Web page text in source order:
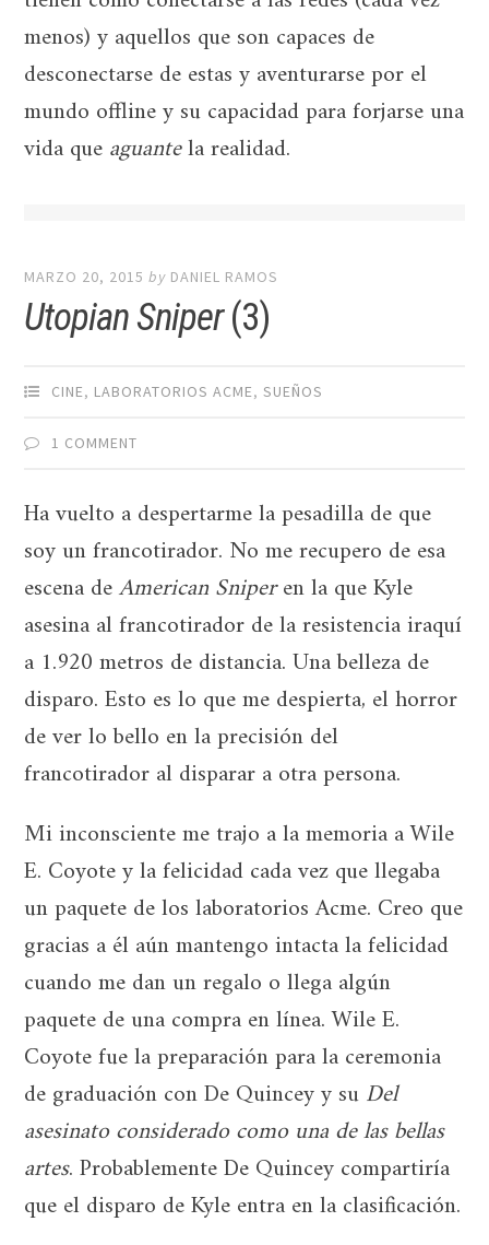
menos) y aquellos que son capaces de
desconectarse de estas y aventurarse por el
mundo offline y su capacidad para forjarse una
vida queaguantela realidad.
MARZO 20, 2015 by DANIEL RAMOS
Utopian Sniper(3)
CINE, LABORATORIOS ACME,SUEÑOS
1 COMMENT
Ha vuelto a despertarme la pesadilla de que
soy un francotirador. No me recupero de esa
escena deAmerican Sniperen la que Kyle
asesina al francotirador de la resistencia iraquí
a 1.920 metros de distancia. Una belleza de
disparo. Esto es lo que me despierta, el horror
de ver lo bello en la precisión del
francotirador al disparar a otra persona.
Mi inconsciente me trajo a la memoria a Wile
E. Coyote y la felicidad cada vez que llegaba
un paquete de los laboratorios Acme. Creo que
gracias a él aún mantengo intacta la felicidad
cuando me dan un regalo o llega algún
paquete de una compra en línea. Wile E.
Coyote fue la preparación para la ceremonia
de graduación con De Quincey y suDel
asesinato considerado como una de las bellas
artes. Probablemente De Quincey compartiría
que el disparo de Kyle entra en la clasificación.